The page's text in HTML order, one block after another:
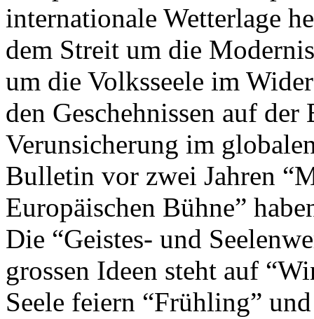
internationale Wetterlage
dem Streit um die
um die Volksseele im
den Geschehnissen auf
Verunsicherung im
Bulletin vor zwei Jahren
Europäischen Bühne”
Die “Geistes- und
grossen Ideen steht auf
Seele feiern “Frühling”